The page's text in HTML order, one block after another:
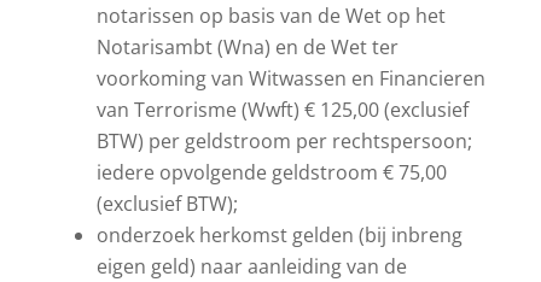
notarissen op basis van de Wet op het
Notarisambt (Wna) en de Wet ter
voorkoming van Witwassen en Financieren
van Terrorisme (Wwft) € 125,00 (exclusief
BTW) per geldstroom per rechtspersoon;
iedere opvolgende geldstroom € 75,00
(exclusief BTW);
onderzoek herkomst gelden (bij inbreng
eigen geld) naar aanleiding van de